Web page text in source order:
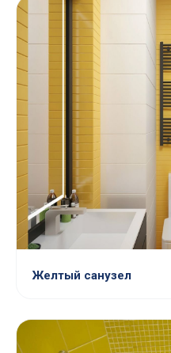
Желтый санузел